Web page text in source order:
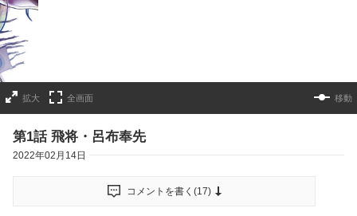
拡大 全画面 移動
第1話 飛将・呂布奉先
2022年02月14日
コメントを書く(17)